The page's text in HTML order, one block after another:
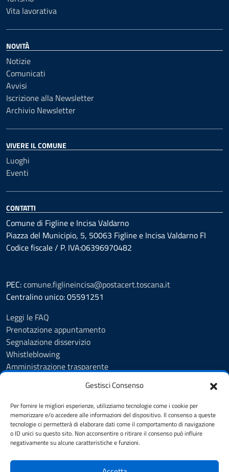
Gestisci Consenso
Per fornire le migliori esperienze, utilizziamo tecnologie come i cookie per
memorizzare e/o accedere alle informazioni del dispositivo. Il consenso a queste
tecnologie ci permetterà di elaborare dati come il comportamento di navigazione
o ID unici su questo sito. Non acconsentire o ritirare il consenso può influire
negativamente su alcune caratteristiche e funzioni.
Vita lavorativa
NOVITÀ
Notizie
Comunicati
Avvisi
Iscrizione alla Newsletter
Archivio Newsletter
VIVERE IL COMUNE
Luoghi
Eventi
CONTATTI
Comune di Figline e Incisa Valdarno
Piazza del Municipio, 5, 50063 Figline e Incisa Valdarno FI
Codice fiscale / P. IVA:06396970482
PEC:comune.figlineincisa@postacert.toscana.it
Centralino unico: 05591251
Leggi le FAQ
Prenotazione appuntamento
Segnalazione disservizio
Whistleblowing
Amministrazione trasparente
Albo Pretorio
Cookie Policy
Informativa privacy
Dichiarazione di accessibilità